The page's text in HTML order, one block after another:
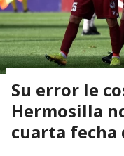
Su error le
Hermosilla
cuarta fecha